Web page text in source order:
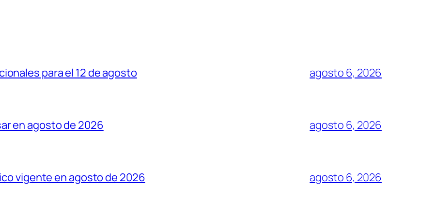
para el 12 de agosto agosto 6, 2026
en agosto de 2026 agosto 6, 2026
vigente en agosto de 2026 agosto 6, 2026